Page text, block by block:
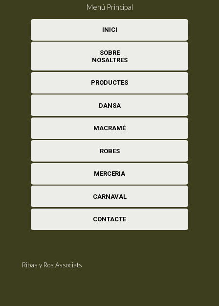
Menú Principal
INICI
SOBRE
NOSALTRES
PRODUCTES
DANSA
MACRAMÉ
ROBES
MERCERIA
CARNAVAL
CONTACTE
Ribas y Ros Associats